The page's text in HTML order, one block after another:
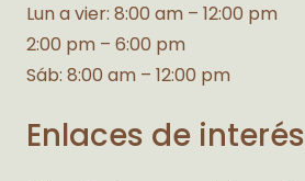
Lun a vier: 8:00 am – 12:00 pm
2:00 pm – 6:00 pm
Sáb: 8:00 am – 12:00 pm
Enlaces de interés